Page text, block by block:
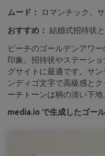
ムード：
ロマンチック、
おすすめ： 結婚式招待状
ビーチのゴールデンアワ
印象。招待状やステーシ
グサイトに最適です。サ
ンディゴ文字で高級感と
ーチトーンは柄の淡い下地
media.io で生成したゴー